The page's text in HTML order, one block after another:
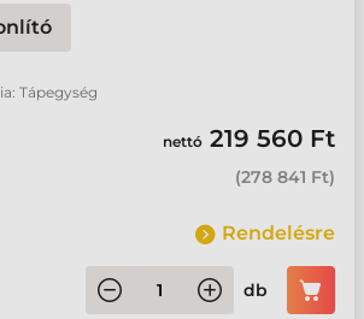
Tápegység
nettó 219 560 Ft
(278 841 Ft)
Rendelésre
db